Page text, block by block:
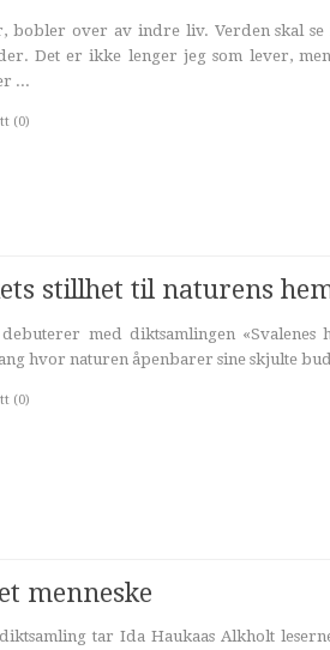
bobler over av indre liv. Verden skal
Det er ikke lenger jeg som lever,
...
(0)
stillhet til naturens
med diktsamlingen «Svalenes
hvor naturen åpenbarer sine skjulte
(0)
menneske
tar Ida Haukaas Alkholt